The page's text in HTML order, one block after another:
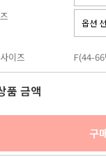
이즈 F(44-66
품 금액
구